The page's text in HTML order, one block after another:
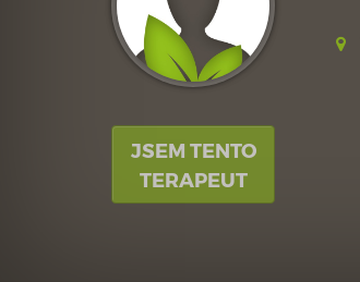
JSEM TENTO
TERAPEUT